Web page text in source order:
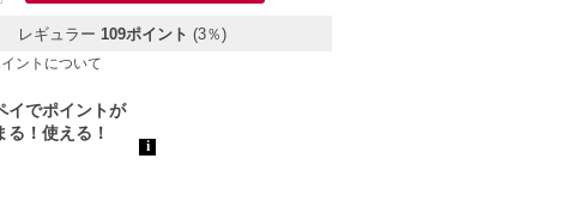
レギュラー 109ポイント (3％)
ントについて